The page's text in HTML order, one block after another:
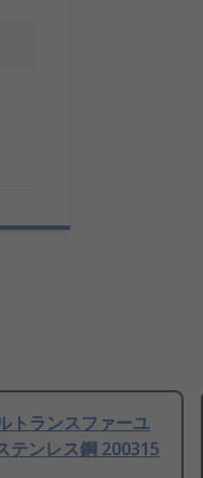
トランスファーユ
テンレス鋼 200315